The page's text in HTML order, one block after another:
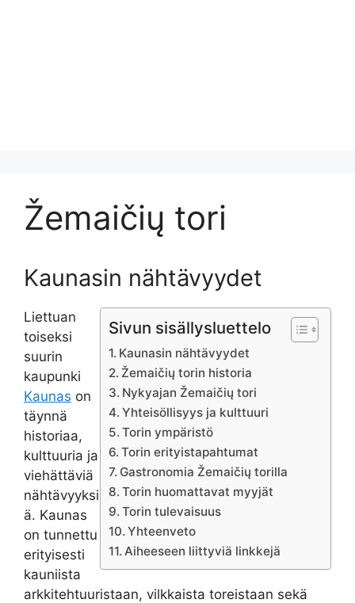
Žemaičių tori
Kaunasin nähtävyydet
Sivun sisällysluettelo
Kaunasin nähtävyydet
Žemaičių torin historia
Nykyajan Žemaičių tori
Yhteisöllisyys ja kulttuuri
Torin ympäristö
Torin erityistapahtumat
Gastronomia Žemaičių torilla
Torin huomattavat myyjät
Torin tulevaisuus
Yhteenveto
Aiheeseen liittyviä linkkejä
Liettuan
toiseksi
suurin
kaupunki
Kaunas on
täynnä
historiaa,
kulttuuria ja
viehättäviä
nähtävyyksi
ä. Kaunas
on tunnettu
erityisesti
kauniista
arkkitehtuuristaan, vilkkaista toreistaan sekä